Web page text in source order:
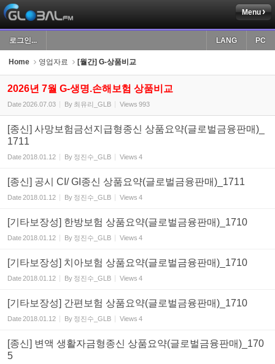
Menu
로그인... PC
LANG
Home 영업자료 [월간] G-상품비교
2026년 7월 G-생명.손해보험 상품비교
Date2026.07.03 By 최유리_GLB Views 993
[종신] 사망보험금선지급형종신 상품요약(글로벌금융판매)_
1711
Date2018.01.12 By 정진수_GLB Views 4
[종신] 공시 CI/ GI종신 상품요약(글로벌금융판매)_1711
Date2018.01.12 By 정진수_GLB Views 4
[기타보장성] 한방보험 상품요약(글로벌금융판매)_1710
Date2018.01.12 By 정진수_GLB Views 4
[기타보장성] 치아보험 상품요약(글로벌금융판매)_1710
Date2018.01.12 By 정진수_GLB Views 4
[기타보장성] 간편보험 상품요약(글로벌금융판매)_1710
Date2018.01.12 By 정진수_GLB Views 4
[종신] 변액 생활자금형종신 상품요약(글로벌금융판매)_170
5
Sketchbook5, 스케치북5
Sketchbook5, 스케치북5